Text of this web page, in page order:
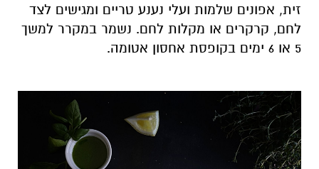
זית, אפונים שלמות ועלי נענע טריים ומגישים לצד
לחם, קרקרים או מקלות לחם. נשמר במקרר למשך
5 או 6 ימים בקופסת אחסון אטומה.